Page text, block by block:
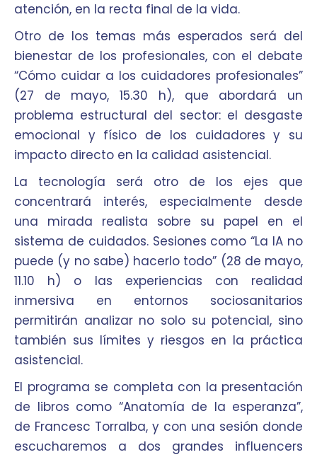
atención, en la recta final de la vida.
Otro de los temas más esperados será del
bienestar de los profesionales, con el debate
“Cómo cuidar a los cuidadores profesionales”
(27 de mayo, 15.30 h), que abordará un
problema estructural del sector: el desgaste
emocional y físico de los cuidadores y su
impacto directo en la calidad asistencial.
La tecnología será otro de los ejes que
concentrará interés, especialmente desde
una mirada realista sobre su papel en el
sistema de cuidados. Sesiones como “La IA no
puede (y no sabe) hacerlo todo” (28 de mayo,
11.10 h) o las experiencias con realidad
inmersiva en entornos sociosanitarios
permitirán analizar no solo su potencial, sino
también sus límites y riesgos en la práctica
asistencial.
El programa se completa con la presentación
de libros como “Anatomía de la esperanza”,
de Francesc Torralba, y con una sesión donde
escucharemos a dos grandes influencers